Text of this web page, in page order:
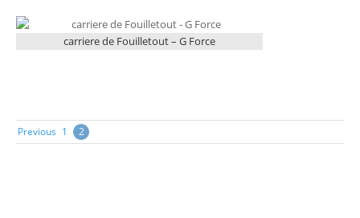
carriere de Fouilletout – G Force
Posts
Previous 1 2